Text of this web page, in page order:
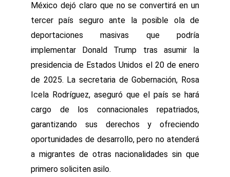
México dejó claro que no se convertirá en un
tercer país seguro ante la posible ola de
deportaciones masivas que podría
implementar Donald Trump tras asumir la
presidencia de Estados Unidos el 20 de enero
de 2025. La secretaria de Gobernación, Rosa
Icela Rodríguez, aseguró que el país se hará
cargo de los connacionales repatriados,
garantizando sus derechos y ofreciendo
oportunidades de desarrollo, pero no atenderá
a migrantes de otras nacionalidades sin que
primero soliciten asilo.